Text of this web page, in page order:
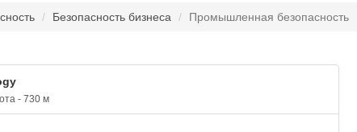
Безопасность бизнеса Промышленная безопасность
- 730 м